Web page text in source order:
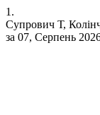
1.
Супрович Т,
за 07, Серпень